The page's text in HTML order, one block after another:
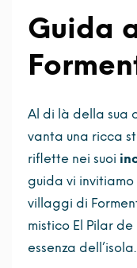
Guida
Al di là della sua
vanta una ricca
riflette nei suoi
guida vi
villaggi di
mistico El Pilar
essenza dell’isola.